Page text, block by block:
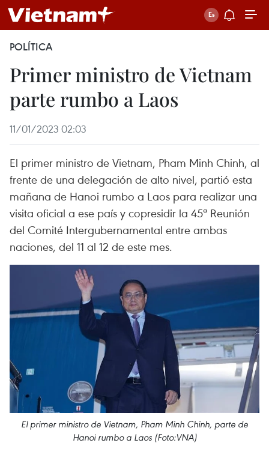
POLÍTICA
Primer ministro de Vietnam
parte rumbo a Laos
11/01/2023 02:03
El primer ministro de Vietnam, Pham Minh Chinh, al
frente de una delegación de alto nivel, partió esta
mañana de Hanoi rumbo a Laos para realizar una
visita oficial a ese país y copresidir la 45ª Reunión
del Comité Intergubernamental entre ambas
naciones, del 11 al 12 de este mes.
El primer ministro de Vietnam, Pham Minh Chinh, parte de
Hanoi rumbo a Laos (Foto:VNA)